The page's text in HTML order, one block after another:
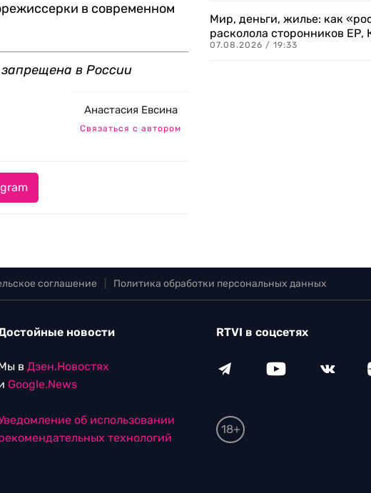
в современном
запрещена в России
Анастасия Евсина
Связаться с автором
Мир, деньги, жилье: как
расколола сторонников
07.08.2026 / 19:33
соглашение Политика обработки персональных данных
новости
в Дзен.Новостях
Google.News
об использовании
технологий
RTVI в соцсетях
18+